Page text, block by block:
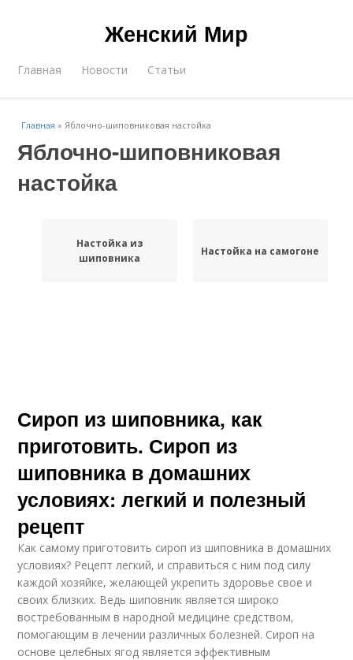
Женский Мир
Главная Новости Статьи
Главная »Яблочно-шиповниковая настойка
Яблочно-шиповниковая
настойка
Настойка из
шиповника
Настойка на самогоне
Сироп из шиповника, как
приготовить. Сироп из
шиповника в домашних
условиях: легкий и полезный
рецепт
Как самому приготовить сироп из шиповника в домашних
условиях? Рецепт легкий, и справиться с ним под силу
каждой хозяйке, желающей укрепить здоровье свое и
своих близких. Ведь шиповник является широко
востребованным в народной медицине средством,
помогающим в лечении различных болезней. Сироп на
основе целебных ягод является эффективным